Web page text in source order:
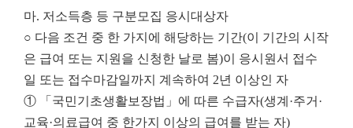
마. 저소득층 등 구분모집 응시대상자
○ 다음 조건 중 한 가지에 해당하는 기간(이 기간의 시작
은 급여 또는 지원을 신청한 날로 봄)이 응시원서 접수
일 또는 접수마감일까지 계속하여 2년 이상인 자
① 「국민기초생활보장법」에 따른 수급자(생계·주거·
교육·의료급여 중 한가지 이상의 급여를 받는 자)